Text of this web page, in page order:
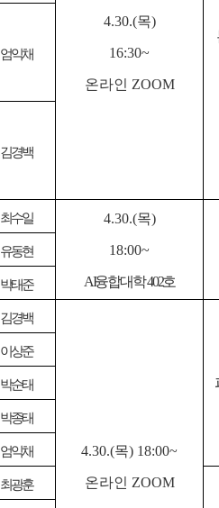
4.30.(목)
16:30~
온라인 ZOOM
엄익채
김경백
최수일 4.30.(목)
18:00~
AI융합대학402호
유동현
박태준
김경백
4.30.(목) 18:00~
온라인 ZOOM
이상준
박순태
박종태
엄익채
최광훈